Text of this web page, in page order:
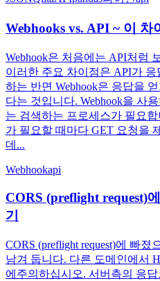
Webhooks vs. API ~ 이 차
Webhook은 처음에는 API처럼
이러한 주요 차이점은 API가
하는 반면 Webhook은 응답을
다는 것입니다. Webhook을 사
는 검색하는 프로세스가 필요
가 필요할 때마다 GET 요청을
데...
Webhookapi
CORS (preflight request)
기
CORS (preflight request)에 빠
남겨 둡니다. 다른 도메인에서
에주의하십시오. 서버측의 응